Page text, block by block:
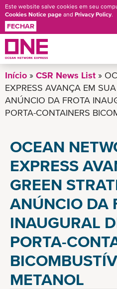
Pular
para
conteúdo
Este website salve cookies em seu
Cookies Notice page and Privacy Policy.
FECHAR
Início CSR News List
EXPRESS AVANÇA EM
ANÚNCIO DA FROTA
PORTA-CONTAINERS
OCEAN
EXPRESS
GREEN
ANÚNCIO DA
INAUGURAL
PORTA-
METANOL